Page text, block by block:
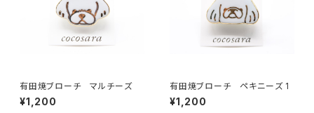
有田焼ブローチ マルチーズ
¥1,200
有田焼ブローチ ペキニーズ 1
¥1,200